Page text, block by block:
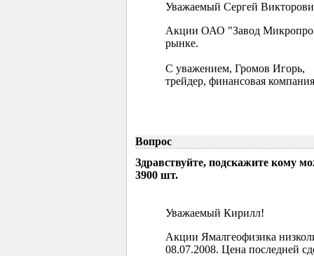
Уважаемый Сергей
Акции ОАО "Завод
рынке.
С уважением, Громов Игорь,
трейдер, финансовая
Вопрос
Здравствуйте, подскажите кому
3900 шт.
Уважаемый Кирилл!
Акции Ямалгеофизика
08.07.2008. Цена последней